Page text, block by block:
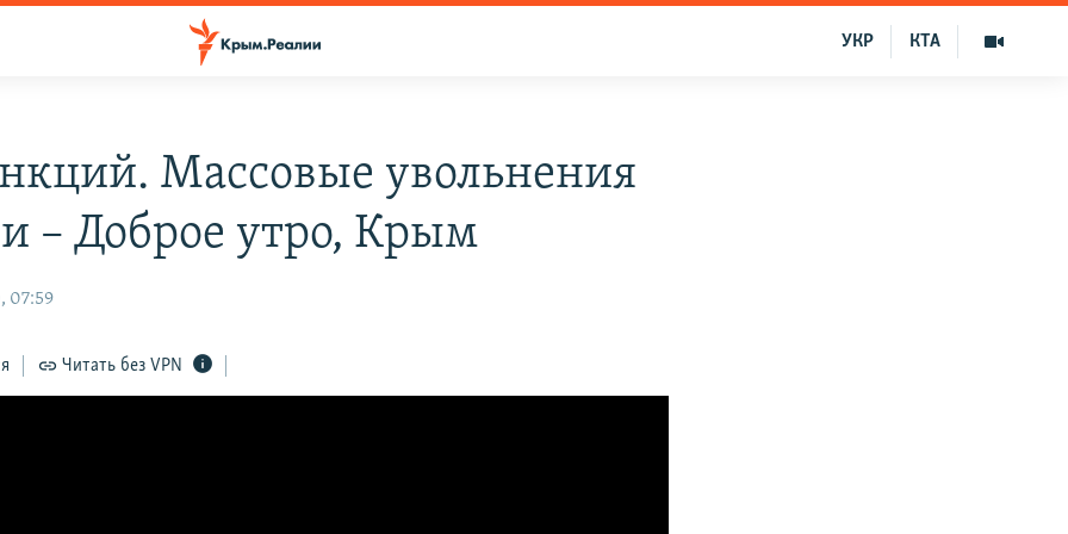
КТА
УКР
Массовые увольнения
– Доброе утро, Крым
07:59
Читать без VPN